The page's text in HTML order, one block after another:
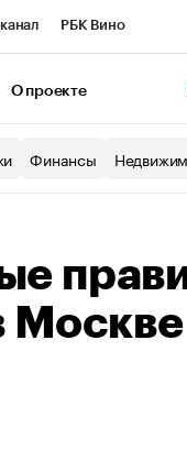
РБК Вино
О проекте
Финансы
Москве